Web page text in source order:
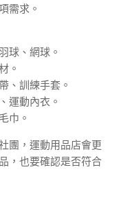
需求。
球、網球。
。
、訓練手套。
運動內衣。
巾。
團，運動用品店會更
，也要確認是否符合